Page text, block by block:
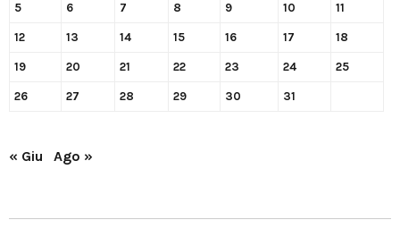
5 6 7 8 9 10 11
12 13 14 15 16 17 18
19 20 21 22 23 24 25
26 27 28 29 30 31
« Giu Ago »